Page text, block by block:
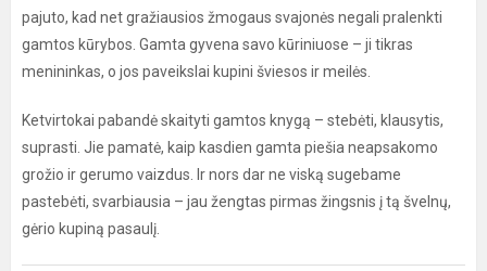
pajuto, kad net gražiausios žmogaus svajonės negali pralenkti
gamtos kūrybos. Gamta gyvena savo kūriniuose – ji tikras
menininkas, o jos paveikslai kupini šviesos ir meilės.
Ketvirtokai pabandė skaityti gamtos knygą – stebėti, klausytis,
suprasti. Jie pamatė, kaip kasdien gamta piešia neapsakomo
grožio ir gerumo vaizdus. Ir nors dar ne viską sugebame
pastebėti, svarbiausia – jau žengtas pirmas žingsnis į tą švelnų,
gėrio kupiną pasaulį.